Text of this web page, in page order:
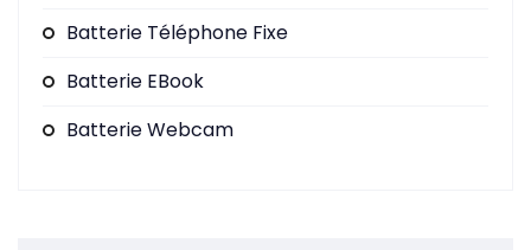
Batterie Téléphone Fixe
Batterie EBook
Batterie Webcam